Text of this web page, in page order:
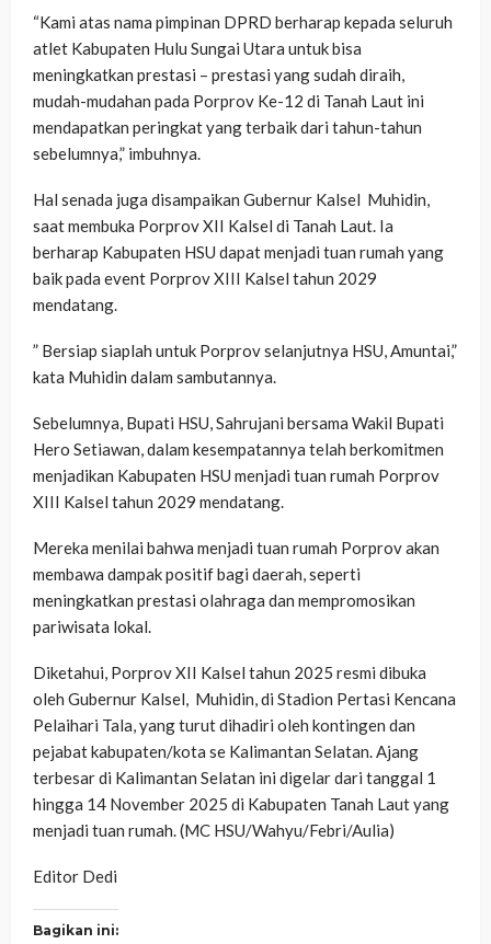
“Kami atas nama pimpinan DPRD berharap kepada seluruh
atlet Kabupaten Hulu Sungai Utara untuk bisa
meningkatkan prestasi – prestasi yang sudah diraih,
mudah-mudahan pada Porprov Ke-12 di Tanah Laut ini
mendapatkan peringkat yang terbaik dari tahun-tahun
sebelumnya,” imbuhnya.
Hal senada juga disampaikan Gubernur Kalsel Muhidin,
saat membuka Porprov XII Kalsel di Tanah Laut. Ia
berharap Kabupaten HSU dapat menjadi tuan rumah yang
baik pada event Porprov XIII Kalsel tahun 2029
mendatang.
” Bersiap siaplah untuk Porprov selanjutnya HSU, Amuntai,”
kata Muhidin dalam sambutannya.
Sebelumnya, Bupati HSU, Sahrujani bersama Wakil Bupati
Hero Setiawan, dalam kesempatannya telah berkomitmen
menjadikan Kabupaten HSU menjadi tuan rumah Porprov
XIII Kalsel tahun 2029 mendatang.
Mereka menilai bahwa menjadi tuan rumah Porprov akan
membawa dampak positif bagi daerah, seperti
meningkatkan prestasi olahraga dan mempromosikan
pariwisata lokal.
Diketahui, Porprov XII Kalsel tahun 2025 resmi dibuka
oleh Gubernur Kalsel, Muhidin, di Stadion Pertasi Kencana
Pelaihari Tala, yang turut dihadiri oleh kontingen dan
pejabat kabupaten/kota se Kalimantan Selatan. Ajang
terbesar di Kalimantan Selatan ini digelar dari tanggal 1
hingga 14 November 2025 di Kabupaten Tanah Laut yang
menjadi tuan rumah. (MC HSU/Wahyu/Febri/Aulia)
Editor Dedi
Bagikan ini: